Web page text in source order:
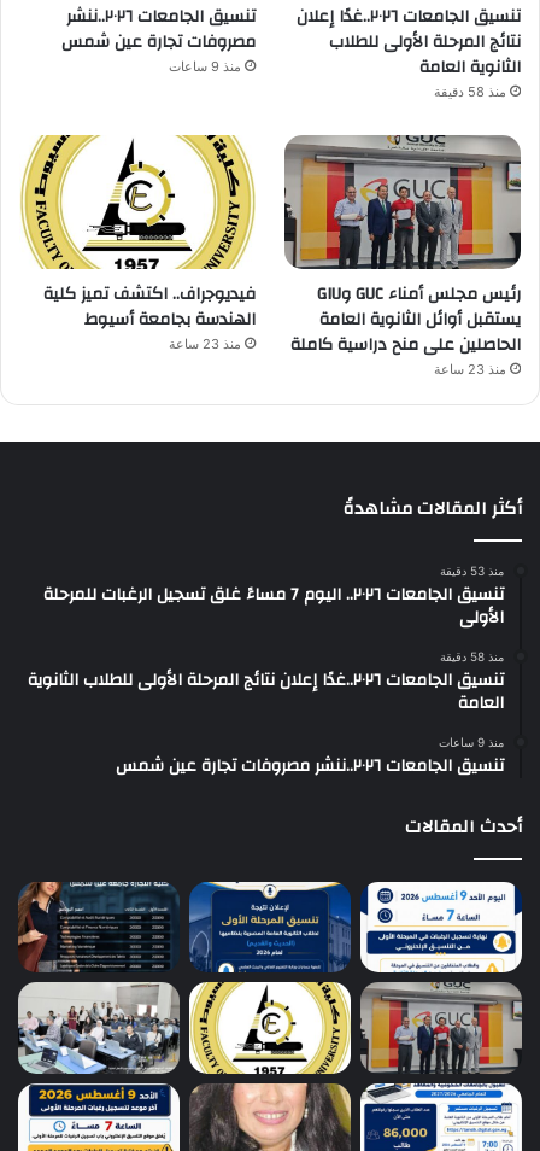
تنسيق الجامعات ٢٠٢٦..غدًا إعلان
نتائج المرحلة الأولى للطلاب
الثانوية العامة
منذ 58 دقيقة
تنسيق الجامعات ٢٠٢٦..ننشر
مصروفات تجارة عين شمس
منذ 9 ساعات
رئيس مجلس أمناء GUC وGIU
يستقبل أوائل الثانوية العامة
الحاصلين على منح دراسية كاملة
منذ 23 ساعة
فيديوجراف.. اكتشف تميز كلية
الهندسة بجامعة أسيوط
منذ 23 ساعة
أكثر المقالات مشاهدةً
منذ 53 دقيقة
تنسيق الجامعات ٢٠٢٦.. اليوم 7 مساءً غلق تسجيل الرغبات للمرحلة
الأولى
منذ 58 دقيقة
تنسيق الجامعات ٢٠٢٦..غدًا إعلان نتائج المرحلة الأولى للطلاب الثانوية
العامة
منذ 9 ساعات
تنسيق الجامعات ٢٠٢٦..ننشر مصروفات تجارة عين شمس
أحدث المقالات